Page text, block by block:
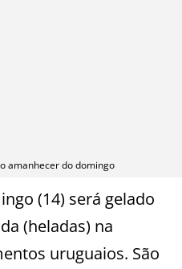
amanhecer do domingo
(14) será gelado
(heladas) na
uruguaios. São